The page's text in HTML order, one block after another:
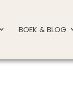
BOEK & BLOG